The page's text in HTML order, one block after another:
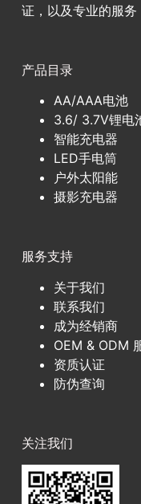
证，以及专业的服务
产品目录
AA/AAA电池
3.6/ 3.7V锂电
智能充电器
LED手电筒
户外太阳能
摄影充电器
服务支持
关于我们
联系我们
成为经销商
OEM & ODM
资质认证
防伪查询
关注我们